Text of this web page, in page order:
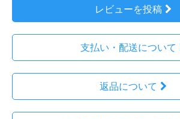
レビューを投稿
支払い・配送について
返品について